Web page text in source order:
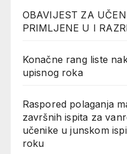
OBAVIJEST ZA
PRIMLJENE U I
Konačne rang liste
upisnog roka
Raspored polaganja
završnih ispita za
učenike u junskom
roku